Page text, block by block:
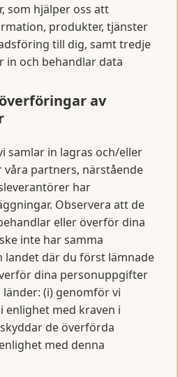
som hjälper oss att
produkter, tjänster
till dig, samt tredje
in och behandlar data
av
samlar in lagras och/eller
våra partners, närstående
har
Observera att de
eller överför dina
inte har samma
landet där du först lämnade
dina personuppgifter
(i) genomför vi
enlighet med kraven i
de överförda
med denna